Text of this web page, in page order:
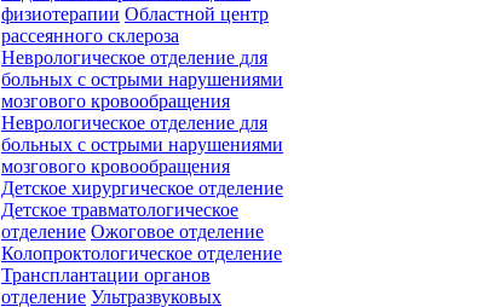
физиотерапии Областной центр
рассеянного склероза
Неврологическое отделение для
больных с острыми нарушениями
мозгового кровообращения
Неврологическое отделение для
больных с острыми нарушениями
мозгового кровообращения
Детское хирургическое отделение
Детское травматологическое
отделение Ожоговое отделение
Колопроктологическое отделение
Трансплантации органов
отделение Ультразвуковых